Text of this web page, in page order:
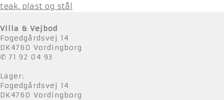
teak, plast og stål
Villa & Vejbod
Fogedgårdsvej 14
DK4760 Vordingborg
✆ 71 92 04 93
Lager:
Fogedgårdsvej 14
DK4760 Vordingborg